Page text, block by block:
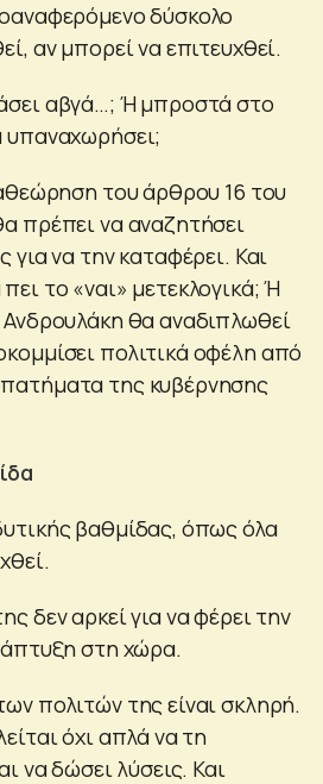
δύσκολο
αν μπορεί να επιτευχθεί.
αβγά…; Ή μπροστά στο
υπαναχωρήσει;
του άρθρου 16 του
πρέπει να αναζητήσει
για να την καταφέρει. Και
το «ναι» μετεκλογικά; Ή
θα αναδιπλωθεί
πολιτικά οφέλη από
της κυβέρνησης
βαθμίδας, όπως όλα
δεν αρκεί για να φέρει την
στη χώρα.
πολιτών της είναι σκληρή.
όχι απλά να τη
να δώσει λύσεις. Και